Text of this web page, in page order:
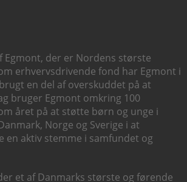
Egmont, der er Nordens største
erhvervsdrivende fond har Egmont i
en del af overskuddet på at
bruger Egmont omkring 100
året på at støtte børn og unge i
Norge og Sverige i at
en aktiv stemme i samfundet og
et af Danmarks største og førende